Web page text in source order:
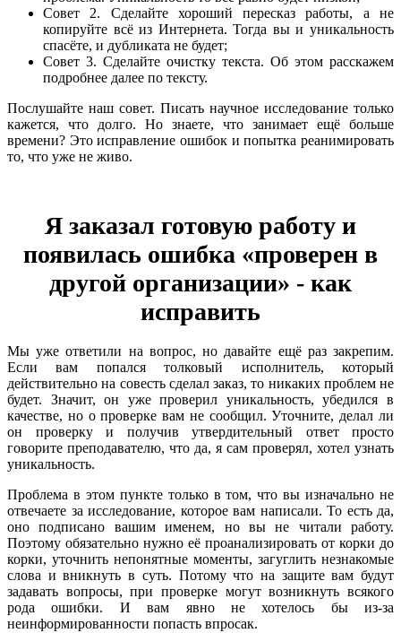
Совет 2. Сделайте хороший пересказ работы, а не
копируйте всё из Интернета. Тогда вы и уникальность
спасёте, и дубликата не будет;
Совет 3. Сделайте очистку текста. Об этом расскажем
подробнее далее по тексту.
Послушайте наш совет. Писать научное исследование только
кажется, что долго. Но знаете, что занимает ещё больше
времени? Это исправление ошибок и попытка реанимировать
то, что уже не живо.
Я заказал готовую работу и
появилась ошибка «проверен в
другой организации» - как
исправить
Мы уже ответили на вопрос, но давайте ещё раз закрепим.
Если вам попался толковый исполнитель, который
действительно на совесть сделал заказ, то никаких проблем не
будет. Значит, он уже проверил уникальность, убедился в
качестве, но о проверке вам не сообщил. Уточните, делал ли
он проверку и получив утвердительный ответ просто
говорите преподавателю, что да, я сам проверял, хотел узнать
уникальность.
Проблема в этом пункте только в том, что вы изначально не
отвечаете за исследование, которое вам написали. То есть да,
оно подписано вашим именем, но вы не читали работу.
Поэтому обязательно нужно её проанализировать от корки до
корки, уточнить непонятные моменты, загуглить незнакомые
слова и вникнуть в суть. Потому что на защите вам будут
задавать вопросы, при проверке могут возникнуть всякого
рода ошибки. И вам явно не хотелось бы из-за
неинформированности попасть впросак.